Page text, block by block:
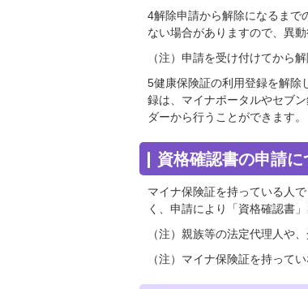
4解除申請から解除になるまで
ない場合がありますので、異
（注）申請を受け付けてから
5健康保険証の利用登録を解除
録は、マイナポータルやセブ
ダーから行うことができます。
資格確認書の申請に
マイナ保険証を持っている人
く、申請により「資格確認書
（注）親族等の法定代理人や
（注）マイナ保険証を持って